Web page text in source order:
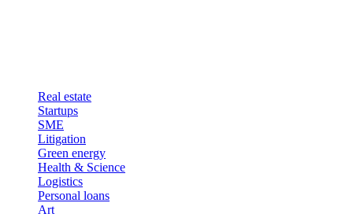
Real estate
Startups
SME
Litigation
Green energy
Health & Science
Logistics
Personal loans
Art